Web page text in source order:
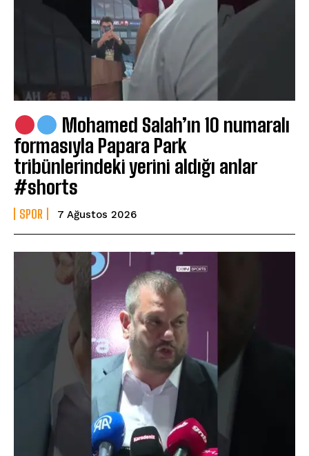
Mohamed Salah’ın 10 numaralı
formasıyla Papara Park
tribünlerindeki yerini aldığı anlar
#shorts
SPOR 7 Ağustos 2026